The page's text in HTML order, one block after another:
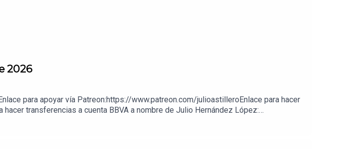
2026
para apoyar vía Patreon:https://www.patreon.com/julioastilleroEnlace para hacer
transferencias a cuenta BBVA a nombre de Julio Hernández López: